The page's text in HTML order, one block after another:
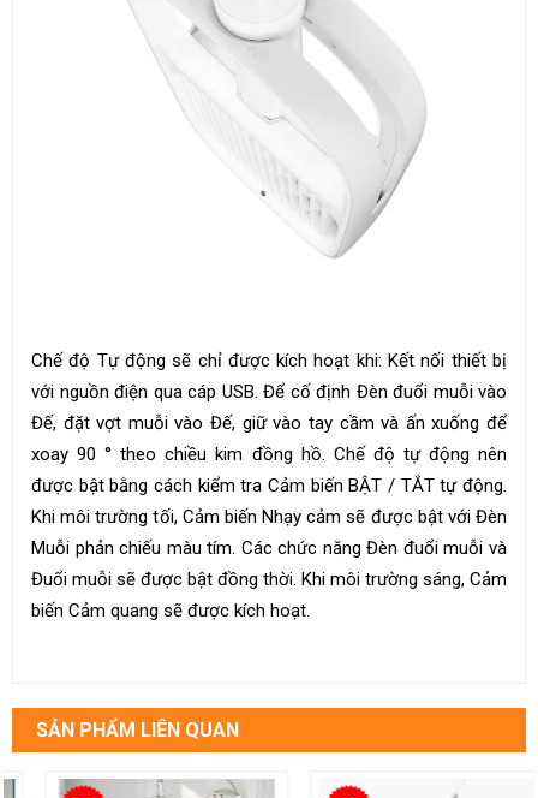
Chế độ Tự động sẽ chỉ được kích hoạt khi: Kết nối thiết bị
với nguồn điện qua cáp USB. Để cố định Đèn đuổi muỗi vào
Đế, đặt vợt muỗi vào Đế, giữ vào tay cầm và ấn xuống để
xoay 90 ° theo chiều kim đồng hồ. Chế độ tự động nên
được bật bằng cách kiểm tra Cảm biến BẬT / TẮT tự động.
Khi môi trường tối, Cảm biến Nhạy cảm sẽ được bật với Đèn
Muỗi phản chiếu màu tím. Các chức năng Đèn đuổi muỗi và
Đuổi muỗi sẽ được bật đồng thời. Khi môi trường sáng, Cảm
biến Cảm quang sẽ được kích hoạt.
SẢN PHẨM LIÊN QUAN